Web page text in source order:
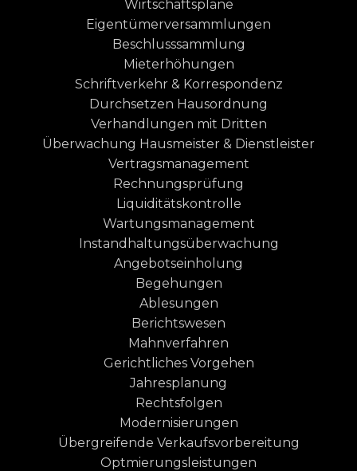
Wirtschaftspläne
Eigentümerversammlungen
Beschlusssammlung
Mieterhöhungen
Schriftverkehr & Korrespondenz
Durchsetzen Hausordnung
Verhandlungen mit Dritten
Überwachung Hausmeister & Dienstleister
Vertragsmanagement
Rechnungsprüfung
Liquiditätskontrolle
Wartungsmanagement
Instandhaltungsüberwachung
Angebotseinholung
Begehungen
Ablesungen
Berichtswesen
Mahnverfahren
Gerichtliches Vorgehen
Jahresplanung
Rechtsfolgen
Modernisierungen
Übergreifende Verkaufsvorbereitung
Optmierungsleistungen